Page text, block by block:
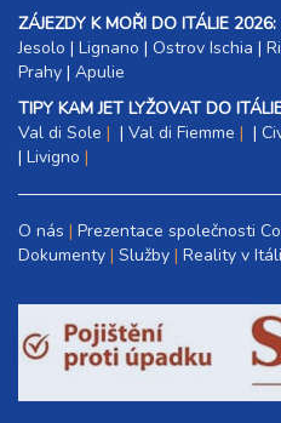
ZÁJEZDY K MOŘI DO ITÁLIE 2026:
Jesolo | Lignano | Ostrov Ischia |
Prahy | Apulie
TIPY KAM JET LYŽOVAT DO
Val di Sole
| Val di Fiemme |
| Livigno
O nás Prezentace společnosti
Dokumenty Služby Reality v